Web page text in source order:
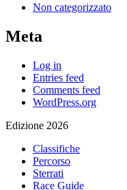
Non categorizzato
Meta
Log in
Entries feed
Comments feed
WordPress.org
Edizione 2026
Classifiche
Percorso
Sterrati
Race Guide